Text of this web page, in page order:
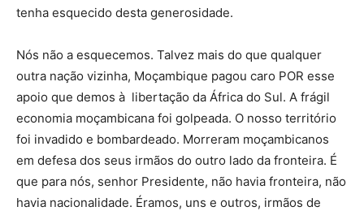
tenha esquecido desta generosidade.
Nós não a esquecemos. Talvez mais do que qualquer
outra nação vizinha, Moçambique pagou caro POR esse
apoio que demos à libertação da África do Sul. A frágil
economia moçambicana foi golpeada. O nosso território
foi invadido e bombardeado. Morreram moçambicanos
em defesa dos seus irmãos do outro lado da fronteira. É
que para nós, senhor Presidente, não havia fronteira, não
havia nacionalidade. Éramos, uns e outros, irmãos de